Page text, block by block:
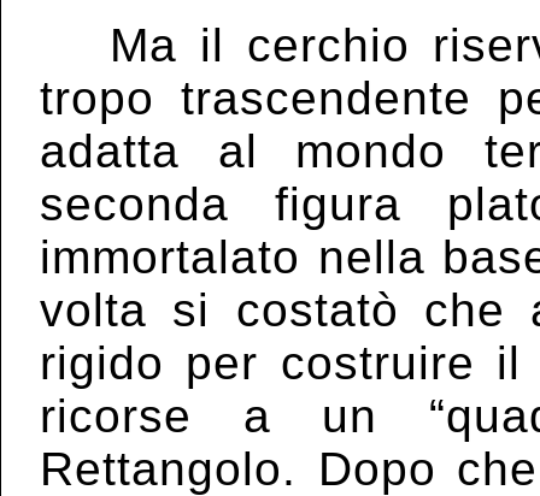
Ma il cerchio
tropo trascendente
adatta al mondo
seconda figura
immortalato nella
volta si costatò che
rigido per costruire
ricorse a un
Rettangolo. Dopo